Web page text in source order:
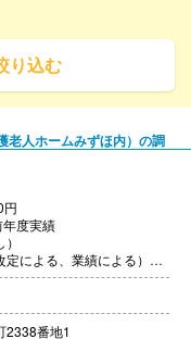
り込む
老人ホームみずほ内）の調
円
年度実績
による、業績による）
よる）
2338番地1